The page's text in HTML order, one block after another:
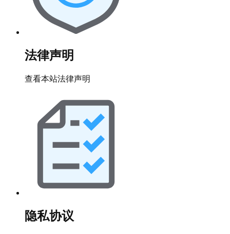
法律声明
查看本站法律声明
隐私协议